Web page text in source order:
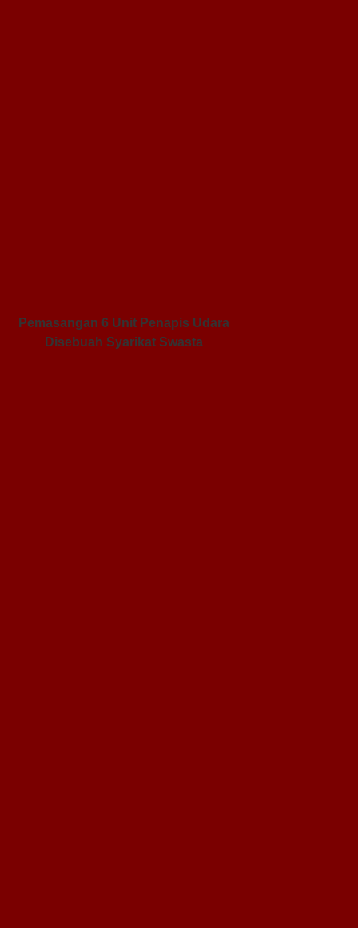
Pemasangan 6 Unit Penapis Udara
Disebuah Syarikat Swasta